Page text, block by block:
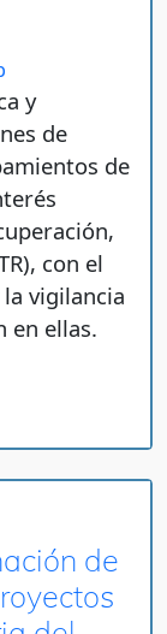
y
de
de
con el
vigilancia
en ellas.
de